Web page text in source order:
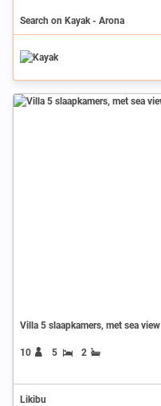
Search on Kayak - Arona
Villa 5 slaapkamers, met sea view
10 5 2
Likibu